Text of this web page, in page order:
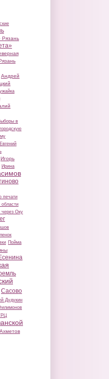
Андрей
в
Евгений
Игорь
Ирина
печати
области
через Оку
Пойма
Сасово
Дудукин